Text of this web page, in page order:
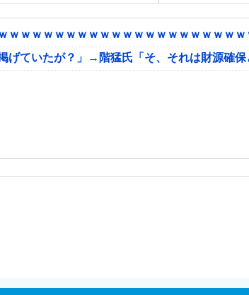
ｗｗｗｗｗｗｗｗｗｗｗｗｗｗｗｗｗｗｗ
ていたが？」→階猛氏「そ、それは財源確保